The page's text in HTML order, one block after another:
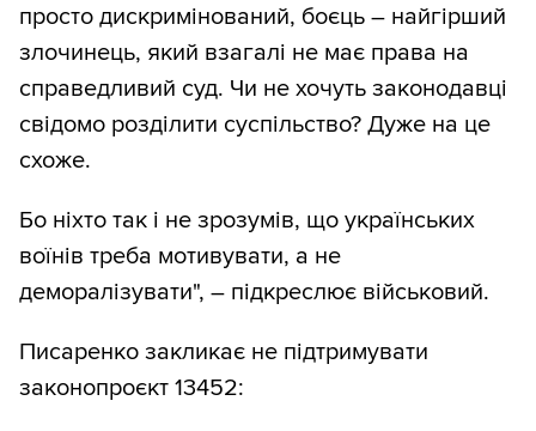
просто дискримінований, боєць – найгірший
злочинець, який взагалі не має права на
справедливий суд. Чи не хочуть законодавці
свідомо розділити суспільство? Дуже на це
схоже.
Бо ніхто так і не зрозумів, що українських
воїнів треба мотивувати, а не
деморалізувати", – підкреслює військовий.
Писаренко закликає не підтримувати
законопроєкт 13452: